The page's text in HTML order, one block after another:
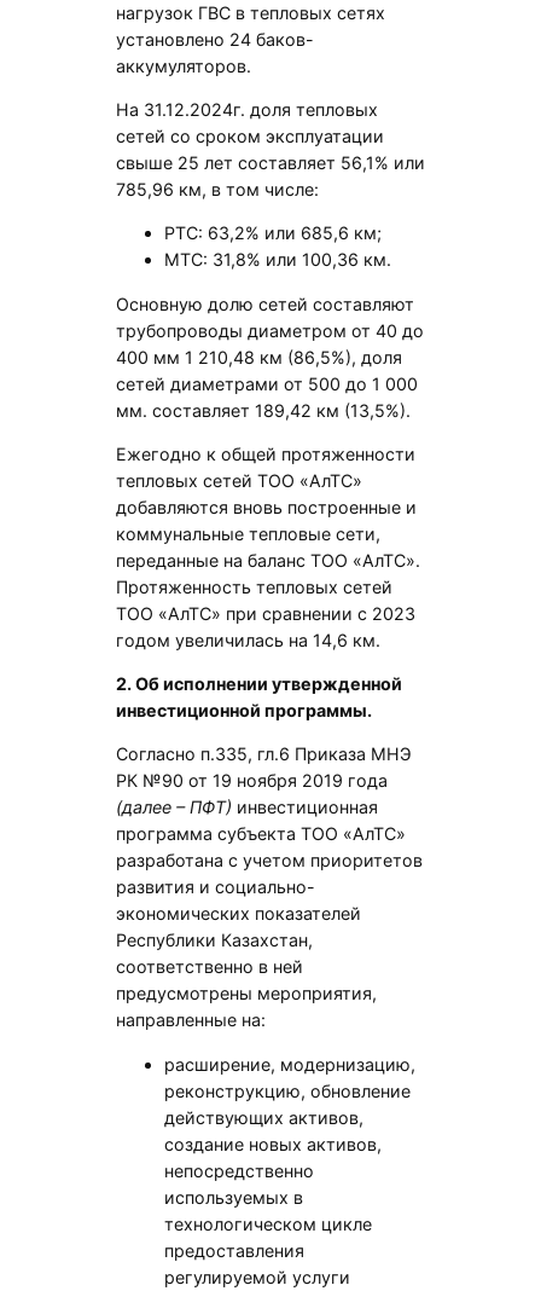
нагрузок ГВС в тепловых сетях
установлено 24 баков-
аккумуляторов.
На 31.12.2024г. доля тепловых
сетей со сроком эксплуатации
свыше 25 лет составляет 56,1% или
785,96 км, в том числе:
РТС: 63,2% или 685,6 км;
МТС: 31,8% или 100,36 км.
Основную долю сетей составляют
трубопроводы диаметром от 40 до
400 мм 1 210,48 км (86,5%), доля
сетей диаметрами от 500 до 1 000
мм. составляет 189,42 км (13,5%).
Ежегодно к общей протяженности
тепловых сетей ТОО «АлТС»
добавляются вновь построенные и
коммунальные тепловые сети,
переданные на баланс ТОО «АлТС».
Протяженность тепловых сетей
ТОО «АлТС» при сравнении с 2023
годом увеличилась на 14,6 км.
2. Об исполнении утвержденной
инвестиционной программы.
Согласно п.335, гл.6 Приказа МНЭ
РК №90 от 19 ноября 2019 года
(далее – ПФТ) инвестиционная
программа субъекта ТОО «АлТС»
разработана с учетом приоритетов
развития и социально-
экономических показателей
Республики Казахстан,
соответственно в ней
предусмотрены мероприятия,
направленные на:
расширение, модернизацию,
реконструкцию, обновление
действующих активов,
создание новых активов,
непосредственно
используемых в
технологическом цикле
предоставления
регулируемой услуги